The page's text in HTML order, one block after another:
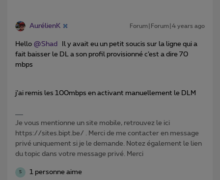
AurélienK Forum|Forum|4 years ago
Hello @Shad
Il y avait eu un petit soucis sur la ligne qui a
fait baisser le DL a son profil provisionné c’est a dire 70
mbps
j’ai remis les 100mbps en activant manuellement le DLM
Je vous mentionne un site mobile, retrouvez le ici
https://sites.bipt.be/ . Merci de me contacter en message
privé uniquement si je le demande. Notez également le lien
du topic dans votre message privé. Merci
S 1 personne aime